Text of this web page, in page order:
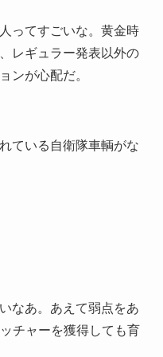
ってすごいな。黄金時
レギュラー発表以外の
ンが心配だ。
ている自衛隊車輌がな
なあ。あえて弱点をあ
チャーを獲得しても育